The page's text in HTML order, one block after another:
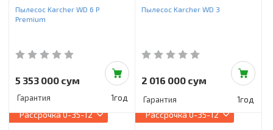
Пылесос Karcher WD 6 P
Premium
5 353 000 сум
Гарантия 1год
Пылесос Karcher WD 3
2 016 000 сум
Гарантия 1год
Рассрочка0-35-12 Рассрочка0-35-12